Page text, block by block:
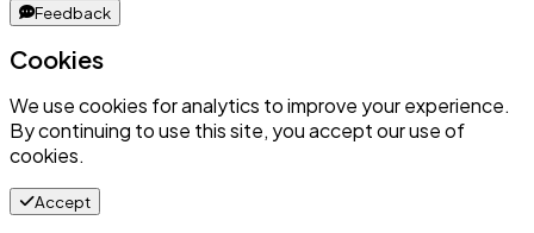
Feedback
Cookies
We use cookies for analytics to improve your experience.
By continuing to use this site, you accept our use of
cookies.
Accept